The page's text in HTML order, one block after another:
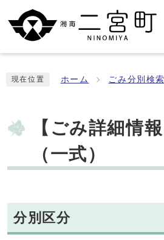
現在位置 ホーム ごみ分別検索
【ごみ詳細情
（一式）
分別区分